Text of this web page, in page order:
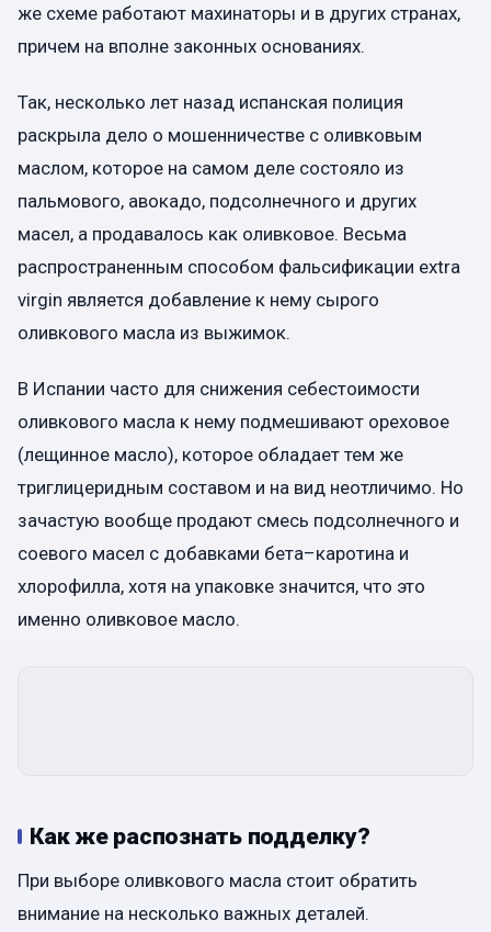
же схеме работают махинаторы и в других странах,
причем на вполне законных основаниях.
Так, несколько лет назад испанская полиция
раскрыла дело о мошенничестве с оливковым
маслом, которое на самом деле состояло из
пальмового, авокадо, подсолнечного и других
масел, а продавалось как оливковое. Весьма
распространенным способом фальсификации extra
virgin является добавление к нему сырого
оливкового масла из выжимок.
В Испании часто для снижения себестоимости
оливкового масла к нему подмешивают ореховое
(лещинное масло), которое обладает тем же
триглицеридным составом и на вид неотличимо. Но
зачастую вообще продают смесь подсолнечного и
соевого масел с добавками бета–каротина и
хлорофилла, хотя на упаковке значится, что это
именно оливковое масло.
Как же распознать подделку?
При выборе оливкового масла стоит обратить
внимание на несколько важных деталей.